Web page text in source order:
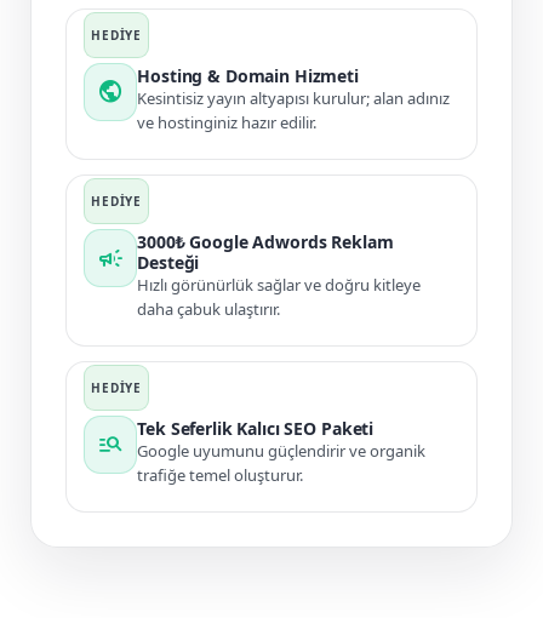
public
Hosting & Domain Hizmeti
Kesintisiz yayın altyapısı kurulur; alan adınız
ve hostinginiz hazır edilir.
campaign
3000₺ Google Adwords Reklam
Desteği
Hızlı görünürlük sağlar ve doğru kitleye
daha çabuk ulaştırır.
manage_search
Tek Seferlik Kalıcı SEO Paketi
Google uyumunu güçlendirir ve organik
trafiğe temel oluşturur.